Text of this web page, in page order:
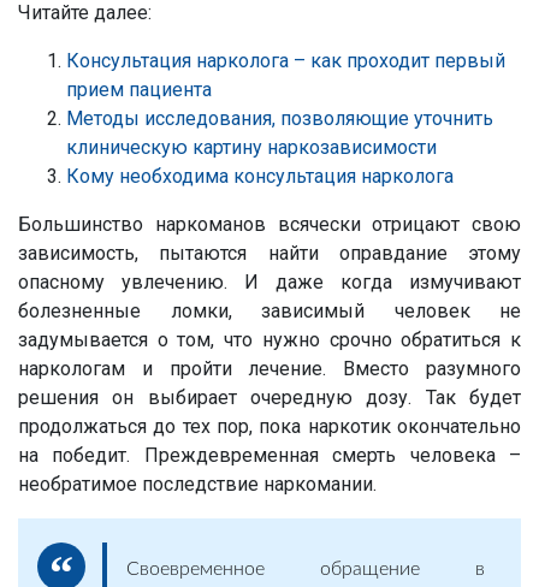
Читайте далее:
Консультация нарколога – как проходит первый
прием пациента
Методы исследования, позволяющие уточнить
клиническую картину наркозависимости
Кому необходима консультация нарколога
Большинство наркоманов всячески отрицают свою
зависимость, пытаются найти оправдание этому
опасному увлечению. И даже когда измучивают
болезненные ломки, зависимый человек не
задумывается о том, что нужно срочно обратиться к
наркологам и пройти лечение. Вместо разумного
решения он выбирает очередную дозу. Так будет
продолжаться до тех пор, пока наркотик окончательно
на победит. Преждевременная смерть человека –
необратимое последствие наркомании.
Своевременное обращение в